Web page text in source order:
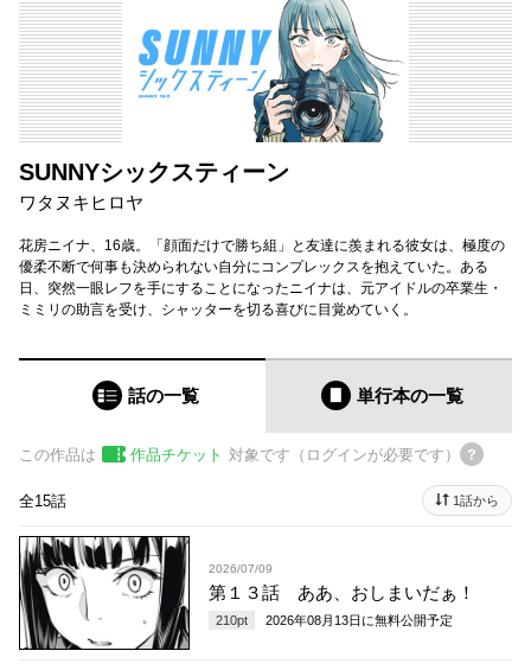
SUNNYシックスティーン
ワタヌキヒロヤ
花房ニイナ、16歳。「顔面だけで勝ち組」と友達に羨まれる彼女は、極度の
優柔不断で何事も決められない自分にコンプレックスを抱えていた。ある
日、突然一眼レフを手にすることになったニイナは、元アイドルの卒業生・
ミミリの助言を受け、シャッターを切る喜びに目覚めていく。
話の一覧 単行本の一覧
この作品は 作品チケット 対象です（ログインが必要です）
全15話 1話から
2026/07/09
第１３話 ああ、おしまいだぁ！
210pt 2026年08月13日 に無料公開予定